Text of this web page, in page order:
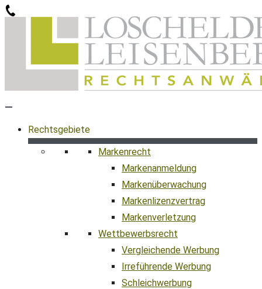
Zum
Rechtsgebiete
Markenrecht
Markenanmeldung
Markenüberwachung
Markenlizenzvertrag
Markenverletzung
Wettbewerbsrecht
Vergleichende Werbung
Irreführende Werbung
Schleichwerbung